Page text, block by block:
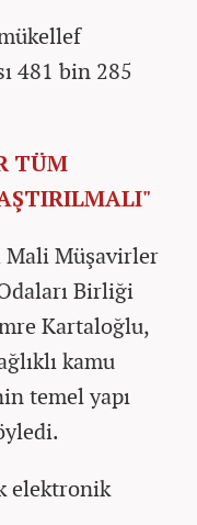
481 bin 285
TÜM
Mali Müşavirler
Birliği
Kartaloğlu,
kamu
temel yapı
elektronik